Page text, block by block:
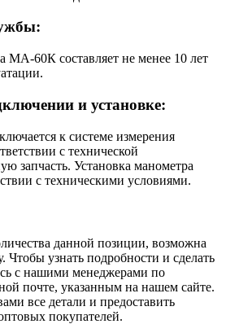
МА-60К составляет не менее 10 лет
и установке:
к системе измерения
с технической
запчасть. Установка манометра
с техническими условиями.
данной позиции, возможна
Чтобы узнать подробности и сделать
с нашими менеджерами по
почте, указанным на нашем сайте.
все детали и предоставить
покупателей.